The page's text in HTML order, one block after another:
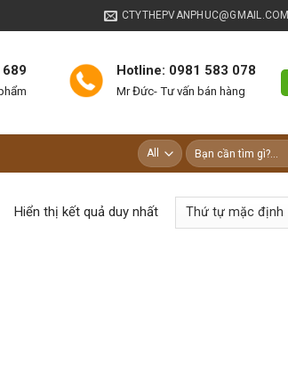
CTYTHEPVANPHUC@GMAIL.COM
Hotline: 0981 583 078
Mr Đức- Tư vấn bán hàng
Tìm
kiếm:
Hiển thị kết quả duy nhất